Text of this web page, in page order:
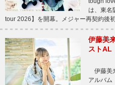
は、東名
tour 2026】を開幕。メジャー再契約後
伊藤美
ストAL
伊藤美
アルバム